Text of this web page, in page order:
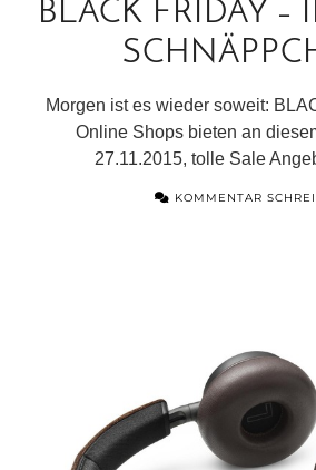
BLACK FRIDAY –
Morgen ist es wieder soweit:
Online Shops bieten an
27.11.2015, tolle Sale
KOMMENTAR